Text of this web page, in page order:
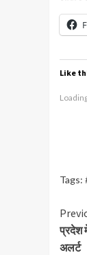
Like
Tags:
प्रदेश
अलर्ट